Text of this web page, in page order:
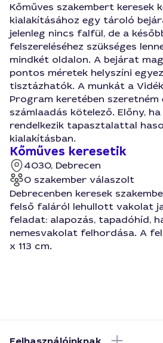
Kőműves szakembert keresek
kialakításához egy tároló
jelenleg nincs falfül, de a
felszereléséhez szükséges
mindkét oldalon. A bejárat
pontos méretek helyszíni
tisztázhatók. A munkát a
Program keretében
számlaadás kötelező. Előny,
rendelkezik tapasztalattal
kialakításban.
Kőműves keresetik
4030, Debrecen
0 szakember válaszolt
Debrecenben keresek
felső faláról lehullott vakolat
feladat: alapozás, tapadóhíd,
nemesvakolat felhordása. A
x 113 cm.